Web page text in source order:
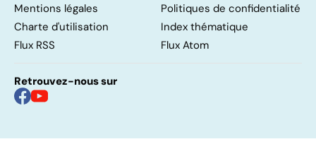
Mentions légales
Politiques de confidentialité
Charte d'utilisation
Index thématique
Flux RSS
Flux Atom
Retrouvez-nous sur